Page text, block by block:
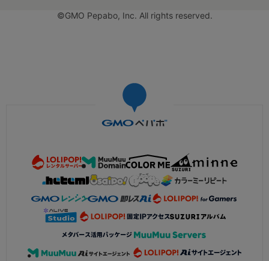
©GMO Pepabo, Inc. All rights reserved.